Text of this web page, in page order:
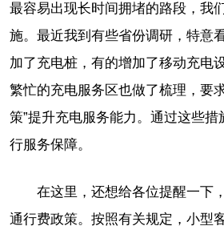
最容易出现长时间拥堵的路段，我
施。最近我到有些省份调研，特意
加了充电桩，有的增加了移动充电
繁忙的充电服务区也做了梳理，要
策”提升充电服务能力。通过这些措
行服务保障。
在这里，还想给各位提醒一下
通行费政策。按照有关规定，小型